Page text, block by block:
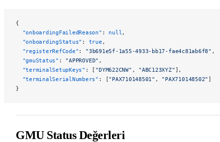
{
  "onboardingFailedReason"
: null ,
  "onboardingStatus"
: true ,
  "registerRefCode"
: "3b691e5f-1a55-4933-bb17-fae4c81ab6f8" ,
  "gmuStatus"
: "APPROVED" ,
  "terminalSetupKeys"
: [ "DYM622CNW" , "ABC123XYZ" ],
  "terminalSerialNumbers"
: ["PAX710148501" , "PAX710148502" ]
}
GMU Status Değerleri